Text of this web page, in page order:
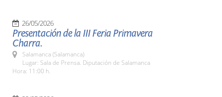
26/05/2026
Presentación de la III Feria Primavera
Charra.
Salamanca (Salamanca)
Lugar: Sala de Prensa. Diputación de Salamanca
Hora: 11:00 h.